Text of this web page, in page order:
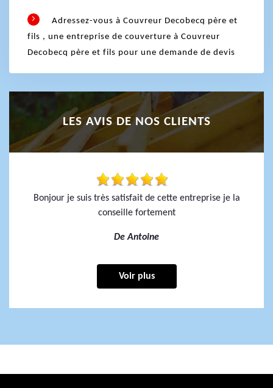
Adressez-vous à Couvreur Decobecq père et
fils , une entreprise de couverture à Couvreur
Decobecq père et fils pour une demande de devis
LES AVIS DE NOS CLIENTS
Bonjour je suis très satisfait de cette entreprise je la
conseille fortement
De Antoine
Voir plus